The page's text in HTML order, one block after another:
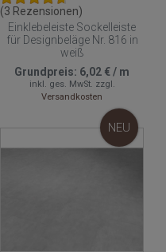
(3 Rezensionen)
Einklebeleiste Sockelleiste
für Designbeläge Nr. 816 in
weiß
Grundpreis: 6,02 €/ m
inkl. ges. MwSt. zzgl.
Versandkosten
NEU